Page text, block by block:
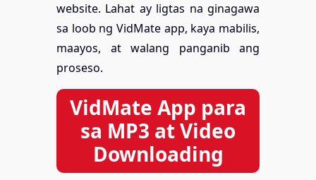
website. Lahat ay ligtas na ginagawa
sa loob ng VidMate app, kaya mabilis,
maayos, at walang panganib ang
proseso.
VidMate App para
sa MP3 at Video
Downloading